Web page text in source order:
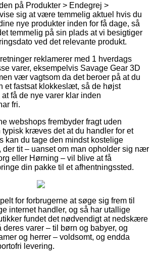
på Produkter > Endegrej >
sig at være temmelig aktuel hvis du
nye produkter inden for få dage, så
temmelig på sin plads at vi besigtiger
ved det relevante produkt.
reklamerer med 1 hverdags
varer, eksempelvis Savage Gear 3D
vær vagtsom da det beroer på at du
et fastsat klokkeslæt, så de højst
få de nye varer klar inden
fri.
webshops frembyder fragt uden
typisk kræves det at du handler for et
kan du tage den mindst kostelige
der tit – uanset om man opholder sig nær
eller Hørning – vil blive at få
din pakke til et afhentningssted.
for forbrugerne at søge sig frem til
internet handler, og så har utallige
fundet det nødvendigt at nedskære
deres varer – til børn og babyer, og
og herrer – voldsomt, og endda
levering.